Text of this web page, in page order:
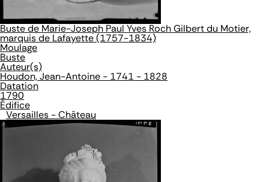
Buste de Marie-Joseph Paul Yves Roch Gilbert du Motier,
marquis de Lafayette (1757-1834)
Moulage
Buste
Auteur(s)
Houdon, Jean-Antoine - 1741 - 1828
Datation
1790
Édifice
Versailles - Château